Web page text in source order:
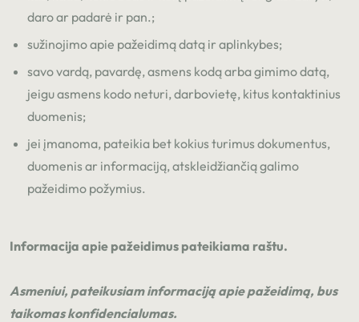
daro ar padarė ir pan.;
sužinojimo apie pažeidimą datą ir aplinkybes;
savo vardą, pavardę, asmens kodą arba gimimo datą,
jeigu asmens kodo neturi, darbovietę, kitus kontaktinius
duomenis;
jei įmanoma, pateikia bet kokius turimus dokumentus,
duomenis ar informaciją, atskleidžiančią galimo
pažeidimo požymius.
Informacija apie pažeidimus pateikiama raštu.
Asmeniui, pateikusiam informaciją apie pažeidimą, bus
taikomas konfidencialumas.